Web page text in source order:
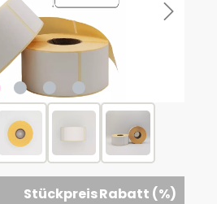
StückpreisRabatt (%)